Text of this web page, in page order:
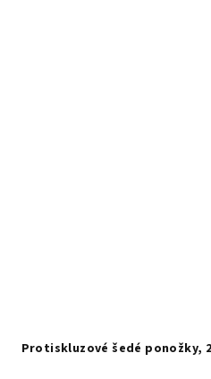
Protiskluzové šedé ponožky,